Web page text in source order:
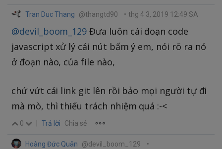
Tran Duc Thang @thangtd90 • thg 4 3, 2019 12:49 SA
@devil_boom_129 Đưa luôn cái đoạn code
javascript xử lý cái nút bấm ý em, nói rõ ra nó
ở đoạn nào, của file nào,
chứ vứt cái link git lên rồi bảo mọi người tự đi
mà mò, thì thiếu trách nhiệm quá :-<
0 Trả lời Chia sẻ
Hoàng Đức Quân @devil_boom_129
•